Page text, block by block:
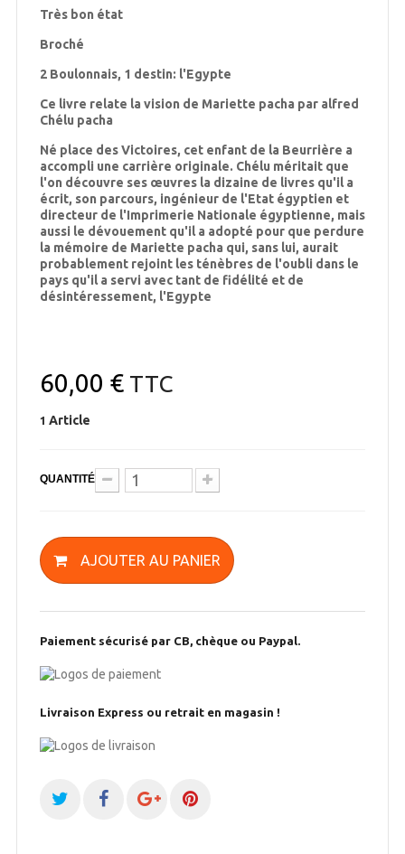
Très bon état
Broché
2 Boulonnais, 1 destin: l'Egypte
Ce livre relate la vision de Mariette pacha par alfred
Chélu pacha
Né place des Victoires, cet enfant de la Beurrière a
accompli une carrière originale. Chélu méritait que
l'on découvre ses œuvres la dizaine de livres qu'il a
écrit, son parcours, ingénieur de l'Etat égyptien et
directeur de l'Imprimerie Nationale égyptienne, mais
aussi le dévouement qu'il a adopté pour que perdure
la mémoire de Mariette pacha qui, sans lui, aurait
probablement rejoint les ténèbres de l'oubli dans le
pays qu'il a servi avec tant de fidélité et de
désintéressement, l'Egypte
60,00 €TTC
1 Article
QUANTITÉ
AJOUTER AU PANIER
Paiement sécurisé par CB, chèque ou Paypal.
Livraison Express ou retrait en magasin !